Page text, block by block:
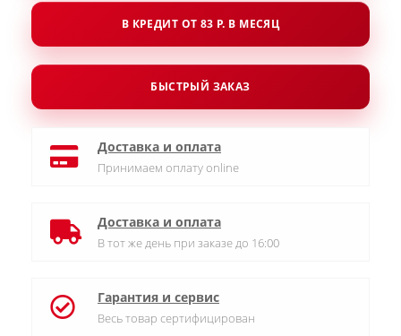
В КРЕДИТ ОТ 83 Р. В МЕСЯЦ
БЫСТРЫЙ ЗАКАЗ
Доставка и оплата
Принимаем оплату online
Доставка и оплата
В тот же день при заказе до 16:00
Гарантия и сервис
Весь товар сертифицирован